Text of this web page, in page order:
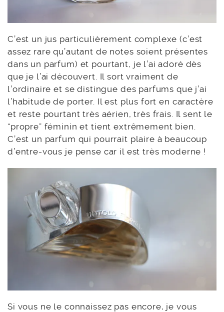
C’est un jus particulièrement complexe (c’est
assez rare qu’autant de notes soient présentes
dans un parfum) et pourtant, je l’ai adoré dès
que je l’ai découvert. Il sort vraiment de
l’ordinaire et se distingue des parfums que j’ai
l’habitude de porter. Il est plus fort en caractère
et reste pourtant très aérien, très frais. Il sent le
“propre” féminin et tient extrêmement bien.
C’est un parfum qui pourrait plaire à beaucoup
d’entre-vous je pense car il est très moderne !
Si vous ne le connaissez pas encore, je vous